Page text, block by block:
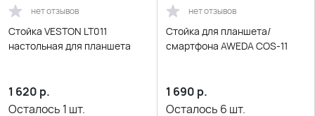
нет отзывов
Стойка VESTON LT011
настольная для планшета
1 620 р.
Осталось 1 шт.
нет отзывов
Стойка для планшета/
смартфона AWEDA COS-11
1 690 р.
Осталось 6 шт.